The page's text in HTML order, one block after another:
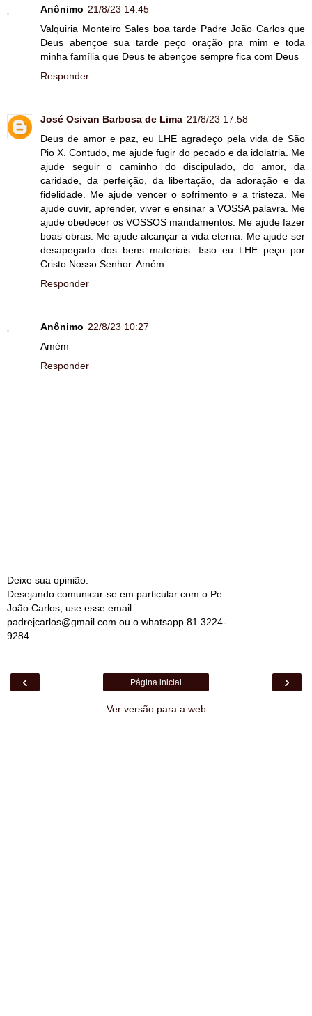
Anônimo 21/8/23 14:45
Valquiria Monteiro Sales boa tarde Padre João Carlos que
Deus abençoe sua tarde peço oração pra mim e toda
minha família que Deus te abençoe sempre fica com Deus
Responder
José Osivan Barbosa de Lima 21/8/23 17:58
Deus de amor e paz, eu LHE agradeço pela vida de São
Pio X. Contudo, me ajude fugir do pecado e da idolatria. Me
ajude seguir o caminho do discipulado, do amor, da
caridade, da perfeição, da libertação, da adoração e da
fidelidade. Me ajude vencer o sofrimento e a tristeza. Me
ajude ouvir, aprender, viver e ensinar a VOSSA palavra. Me
ajude obedecer os VOSSOS mandamentos. Me ajude fazer
boas obras. Me ajude alcançar a vida eterna. Me ajude ser
desapegado dos bens materiais. Isso eu LHE peço por
Cristo Nosso Senhor. Amém.
Responder
Anônimo 22/8/23 10:27
Amém
Responder
Deixe sua opinião.
Desejando comunicar-se em particular com o Pe.
João Carlos, use esse email:
padrejcarlos@gmail.com ou o whatsapp 81 3224-
9284.
‹ ›
Página inicial
Ver versão para a web